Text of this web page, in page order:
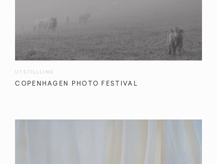
UTSTILLLING
COPENHAGEN PHOTO FESTIVAL